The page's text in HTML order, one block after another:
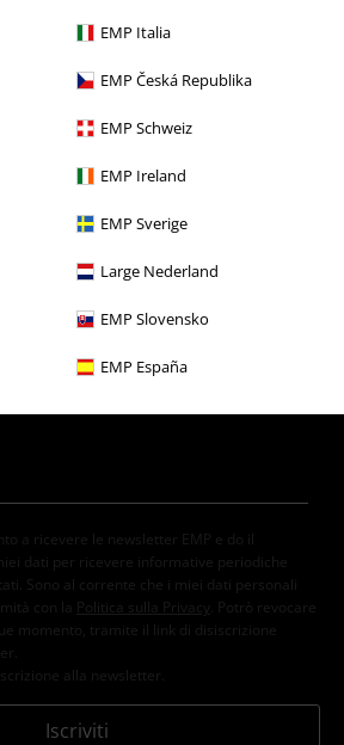
EMP Italia
EMP Česká Republika
EMP Schweiz
EMP Ireland
EMP Sverige
Large Nederland
EMP Slovensko
EMP España
da donna Abbigliamento
Abbigliamento per bambini & neonati
a ricevere le newsletter EMP e do il
dati per ricevere informative periodiche
Sono al corrente che i miei dati personali
con la
Politica sulla Privacy
. Potrò revocare
momento, tramite il link di disiscrizione
alla newsletter.
Iscriviti